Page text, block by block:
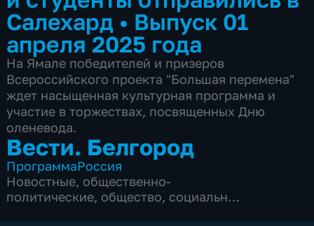
Салехард • Выпуск 01
апреля 2025 года
На Ямале победителей и призеров
Всероссийского проекта "Большая перемена"
ждет насыщенная культурная программа и
участие в торжествах, посвященных Дню
оленевода.
Вести. Белгород
ПрограммаРоссия
Новостные, общественно-
политические, общество, социально-